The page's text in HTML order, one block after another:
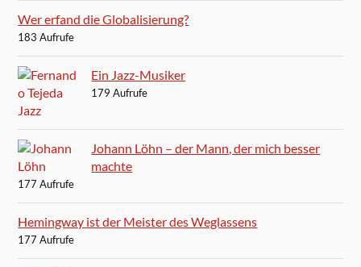
Wer erfand die Globalisierung?
183 Aufrufe
Ein Jazz-Musiker
179 Aufrufe
Johann Löhn – der Mann, der mich besser
machte
177 Aufrufe
Hemingway ist der Meister des Weglassens
177 Aufrufe